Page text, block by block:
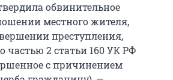
обвинительное
местного жителя,
преступления,
частью 2 статьи 160 УК РФ
с причинением